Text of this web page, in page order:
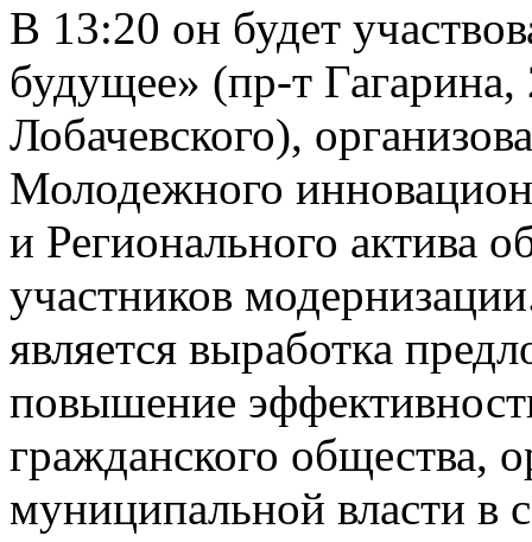
В 13:20 он будет
будущее» (пр-т
Лобачевского),
Молодежного
и Регионального актива
участников
является выработка
повышение
гражданского общества,
муниципальной власти в